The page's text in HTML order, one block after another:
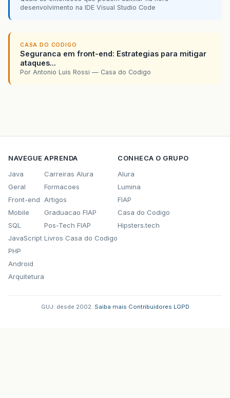
desenvolvimento na IDE Visual Studio Code
CASA DO CODIGO
Seguranca em front-end: Estrategias para mitigar
ataques...
Por Antonio Luis Rossi — Casa do Codigo
NAVEGUE
Java
Geral
Front-end
Mobile
SQL
JavaScript
PHP
Android
Arquitetura
APRENDA
Carreiras Alura
Formacoes
Artigos
Graduacao FIAP
Pos-Tech FIAP
Livros Casa do Codigo
CONHECA O GRUPO
Alura
Lumina
FIAP
Casa do Codigo
Hipsters.tech
GUJ: desde 2002. Saiba mais Contribuidores LGPD